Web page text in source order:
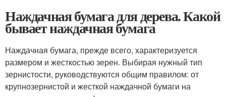
Наждачная бумага для дерева. Какой
бывает наждачная бумага
Наждачная бумага, прежде всего, характеризуется
размером и жесткостью зерен. Выбирая нужный тип
зернистости, руководствуются общим правилом: от
крупнозернистой и жесткой наждачной бумаги на